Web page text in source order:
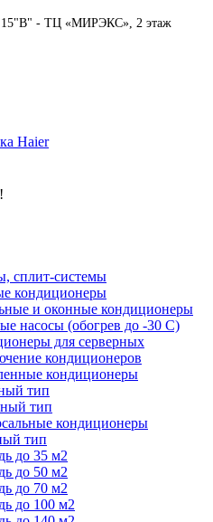
15"В" - ТЦ «МИРЭКС», 2 этаж
сплит-системы
кондиционеры
и оконные кондиционеры
насосы (обогрев до -30 C)
для серверных
кондиционеров
кондиционеры
тип
тип
кондиционеры
тип
до 35 м2
до 50 м2
до 70 м2
до 100 м2